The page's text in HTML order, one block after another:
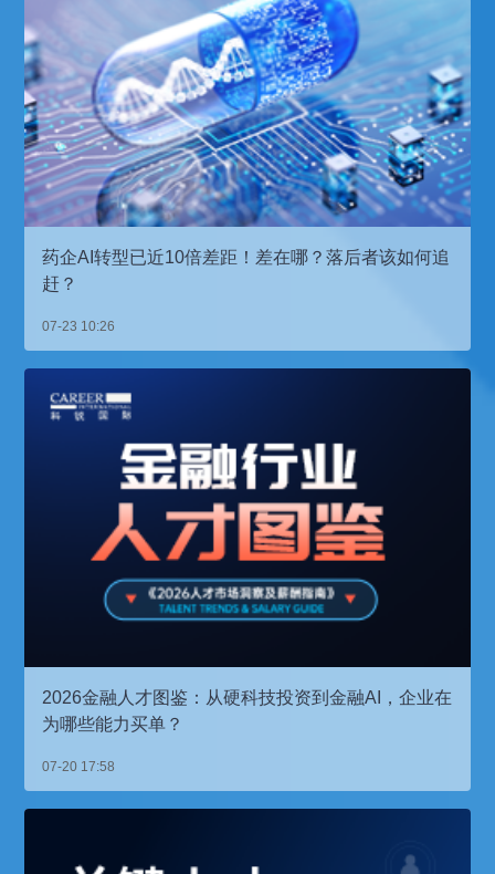
药企AI转型已近10倍差距！差在哪？落后者该如何追
赶？
07-23 10:26
2026金融人才图鉴：从硬科技投资到金融AI，企业在
为哪些能力买单？
07-20 17:58